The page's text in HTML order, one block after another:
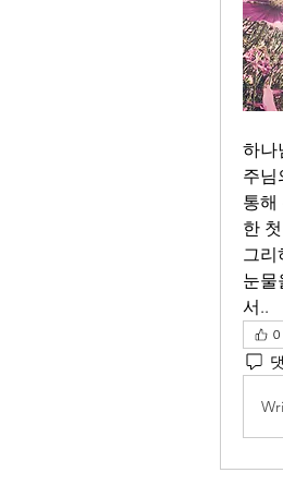
하나
주님
통해
한
그리
눈물
서..
0